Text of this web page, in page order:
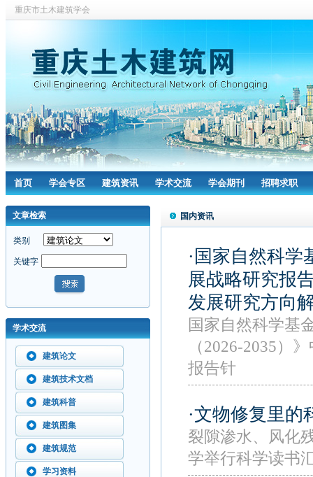
重庆市土木建筑学会
首页 学会专区 建筑资讯 学术交流 学会期刊 招聘求职
文章检索
类别
关键字
学术交流
建筑论文
建筑技术文档
建筑科普
建筑图集
建筑规范
学习资料
国内资讯
·国家自然科
展战略研究报
发展研究方向
国家自然科学基
（2026-2035）
报告针
·文物修复里的
裂隙渗水、风化
学举行科学读书